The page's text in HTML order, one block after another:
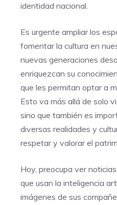
identidad nacional.
Es urgente ampliar los
fomentar la cultura en
nuevas generaciones
enriquezcan su
que les permitan optar a
Esto va más allá de solo
sino que también es
diversas realidades y
respetar y valorar el
Hoy, preocupa ver
que usan la inteligencia
imágenes de sus